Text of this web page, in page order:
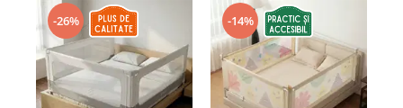
Jucarii copii si jocuri educative
Jucarii dentitie
Jocuri educative
Jucarii bebelusi
-26% -14%